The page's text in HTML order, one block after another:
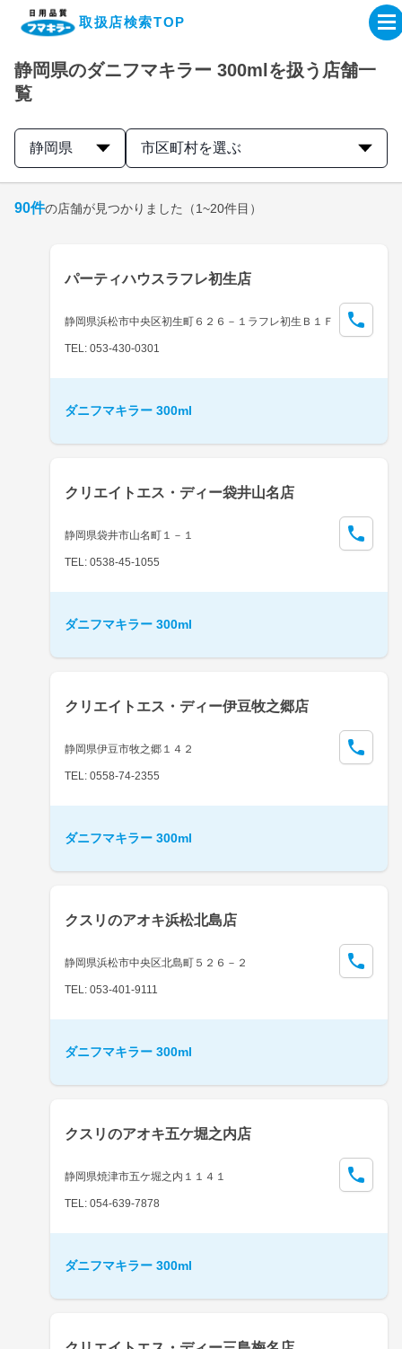
取扱店検索TOP
企業・IR情報サイト
製品情報サイト
取扱店検索はこちら
静岡県のダニフマキラー 300mlを扱う店舗一
覧
静岡県 市区町村を選ぶ
90件の店舗が見つかりました （1~20件目）
パーティハウスラフレ初生店
静岡県浜松市中央区初生町６２６－１ラフレ初生Ｂ１Ｆ
TEL: 053-430-0301
ダニフマキラー 300ml
クリエイトエス・ディー袋井山名店
静岡県袋井市山名町１－１
TEL: 0538-45-1055
ダニフマキラー 300ml
クリエイトエス・ディー伊豆牧之郷店
静岡県伊豆市牧之郷１４２
TEL: 0558-74-2355
ダニフマキラー 300ml
クスリのアオキ浜松北島店
静岡県浜松市中央区北島町５２６－２
TEL: 053-401-9111
ダニフマキラー 300ml
クスリのアオキ五ケ堀之内店
静岡県焼津市五ケ堀之内１１４１
TEL: 054-639-7878
ダニフマキラー 300ml